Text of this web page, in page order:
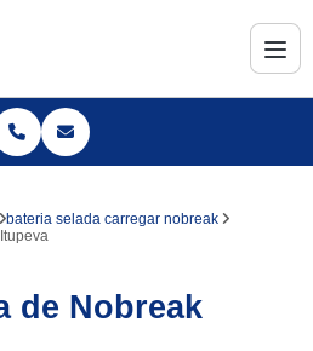
bateria selada carregar nobreak
de Nobreak